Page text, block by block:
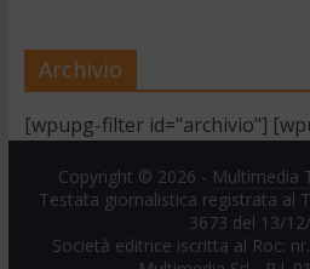
Archivio
[wpupg-filter id="archivio"]
Copyright © 2026 - Multimedia
Testata giornalistica registrata al
3673 del 13/
Società editrice iscritta al Roc: